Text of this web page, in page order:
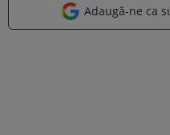
Adaugă-ne ca